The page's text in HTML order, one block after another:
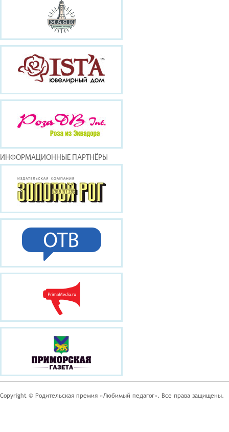
ИНФОРМАЦИОННЫЕ ПАРТНЁРЫ
Copyright © Родительская премия «Любимый педагог». Все права защищены.